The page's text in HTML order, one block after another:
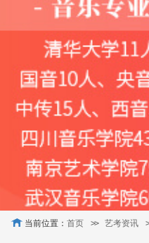
当前位置： 首页 >> 艺考资讯